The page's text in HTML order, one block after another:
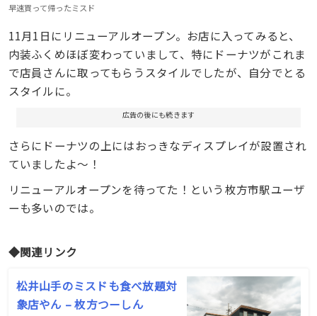
早速買って帰ったミスド
11月1日にリニューアルオープン。お店に入ってみると、
内装ふくめほぼ変わっていまして、特にドーナツがこれま
で店員さんに取ってもらうスタイルでしたが、自分でとる
スタイルに。
広告の後にも続きます
さらにドーナツの上にはおっきなディスプレイが設置され
ていましたよ〜！
リニューアルオープンを待ってた！という枚方市駅ユーザ
ーも多いのでは。
◆関連リンク
松井山手のミスドも食べ放題対
象店やん – 枚方つーしん